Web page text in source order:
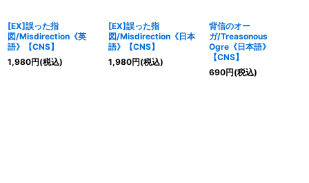
[EX]誤った指
図/Misdirection《英
語》【CNS】
1,980円(税込)
[EX]誤った指
図/Misdirection《日本
語》【CNS】
1,980円(税込)
背信のオー
ガ/Treasonous
Ogre《日本語》
【CNS】
690円(税込)